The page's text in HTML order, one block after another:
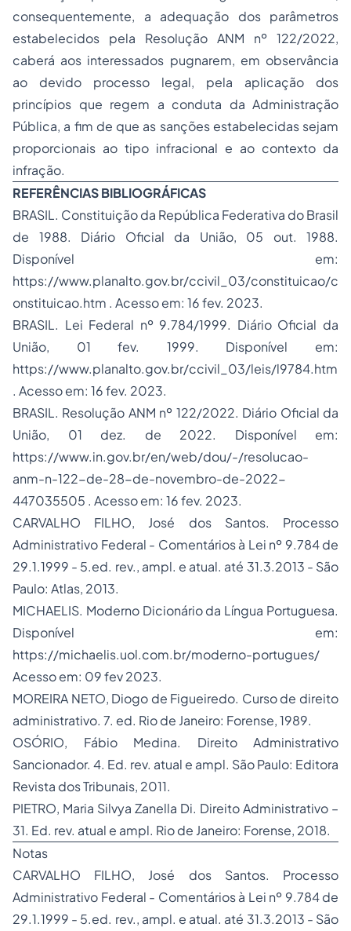
consequentemente, a adequação dos parâmetros
estabelecidos pela Resolução ANM nº 122/2022,
caberá aos interessados pugnarem, em observância
ao devido processo legal, pela aplicação dos
princípios que regem a conduta da Administração
Pública, a fim de que as sanções estabelecidas sejam
proporcionais ao tipo infracional e ao contexto da
infração.
REFERÊNCIAS BIBLIOGRÁFICAS
BRASIL. Constituição da República Federativa do Brasil
de 1988. Diário Oficial da União, 05 out. 1988.
Disponível em:
https://www.planalto.gov.br/ccivil_03/constituicao/c
onstituicao.htm . Acesso em: 16 fev. 2023.
BRASIL. Lei Federal nº 9.784/1999. Diário Oficial da
União, 01 fev. 1999. Disponível em:
https://www.planalto.gov.br/ccivil_03/leis/l9784.htm
. Acesso em: 16 fev. 2023.
BRASIL. Resolução ANM nº 122/2022. Diário Oficial da
União, 01 dez. de 2022. Disponível em:
https://www.in.gov.br/en/web/dou/-/resolucao-
anm-n-122-de-28-de-novembro-de-2022-
447035505 . Acesso em: 16 fev. 2023.
CARVALHO FILHO, José dos Santos. Processo
Administrativo Federal - Comentários à Lei nº 9.784 de
29.1.1999 - 5.ed. rev., ampl. e atual. até 31.3.2013 - São
Paulo: Atlas, 2013.
MICHAELIS. Moderno Dicionário da Língua Portuguesa.
Disponível em:
https://michaelis.uol.com.br/moderno-portugues/
Acesso em: 09 fev 2023.
MOREIRA NETO, Diogo de Figueiredo. Curso de direito
administrativo. 7. ed. Rio de Janeiro: Forense, 1989.
OSÓRIO, Fábio Medina. Direito Administrativo
Sancionador. 4. Ed. rev. atual e ampl. São Paulo: Editora
Revista dos Tribunais, 2011.
PIETRO, Maria Silvya Zanella Di. Direito Administrativo –
31. Ed. rev. atual e ampl. Rio de Janeiro: Forense, 2018.
Notas
CARVALHO FILHO, José dos Santos. Processo
Administrativo Federal - Comentários à Lei nº 9.784 de
29.1.1999 - 5.ed. rev., ampl. e atual. até 31.3.2013 - São